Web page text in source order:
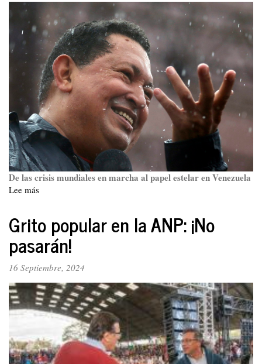
De las crisis mundiales en marcha al papel estelar en Venezuela
Lee más
encrucijada
la
crisis
mundial
Grito popular en la ANP: ¡No
pasarán!
16 Septiembre, 2024